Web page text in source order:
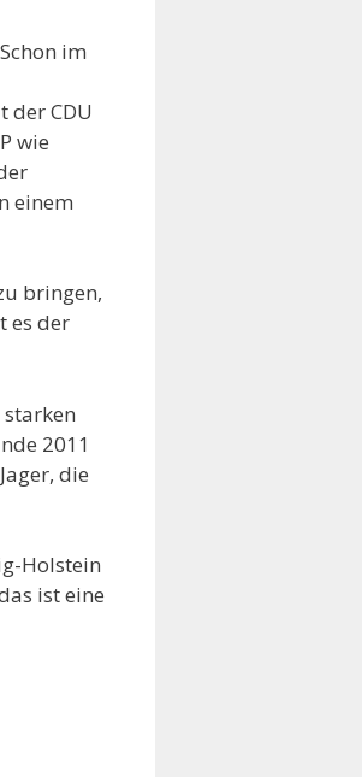
im
der CDU
wie
einem
bringen,
es der
2011
die
Holstein
ist eine